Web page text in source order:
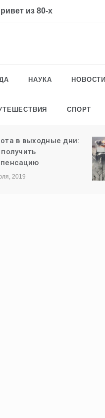
из 80-х
НАУКА НОВОСТИ
СПОРТ
в выходные дни:
2019